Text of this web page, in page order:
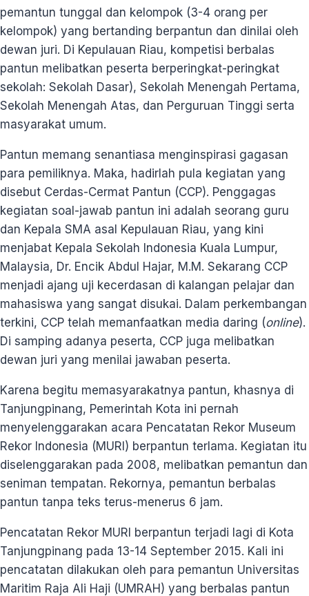
pemantun tunggal dan kelompok (3-4 orang per
kelompok) yang bertanding berpantun dan dinilai oleh
dewan juri. Di Kepulauan Riau, kompetisi berbalas
pantun melibatkan peserta berperingkat-peringkat
sekolah: Sekolah Dasar), Sekolah Menengah Pertama,
Sekolah Menengah Atas, dan Perguruan Tinggi serta
masyarakat umum.
Pantun memang senantiasa menginspirasi gagasan
para pemiliknya. Maka, hadirlah pula kegiatan yang
disebut Cerdas-Cermat Pantun (CCP). Penggagas
kegiatan soal-jawab pantun ini adalah seorang guru
dan Kepala SMA asal Kepulauan Riau, yang kini
menjabat Kepala Sekolah Indonesia Kuala Lumpur,
Malaysia, Dr. Encik Abdul Hajar, M.M. Sekarang CCP
menjadi ajang uji kecerdasan di kalangan pelajar dan
mahasiswa yang sangat disukai. Dalam perkembangan
terkini, CCP telah memanfaatkan media daring (online).
Di samping adanya peserta, CCP juga melibatkan
dewan juri yang menilai jawaban peserta.
Karena begitu memasyarakatnya pantun, khasnya di
Tanjungpinang, Pemerintah Kota ini pernah
menyelenggarakan acara Pencatatan Rekor Museum
Rekor Indonesia (MURI) berpantun terlama. Kegiatan itu
diselenggarakan pada 2008, melibatkan pemantun dan
seniman tempatan. Rekornya, pemantun berbalas
pantun tanpa teks terus-menerus 6 jam.
Pencatatan Rekor MURI berpantun terjadi lagi di Kota
Tanjungpinang pada 13-14 September 2015. Kali ini
pencatatan dilakukan oleh para pemantun Universitas
Maritim Raja Ali Haji (UMRAH) yang berbalas pantun